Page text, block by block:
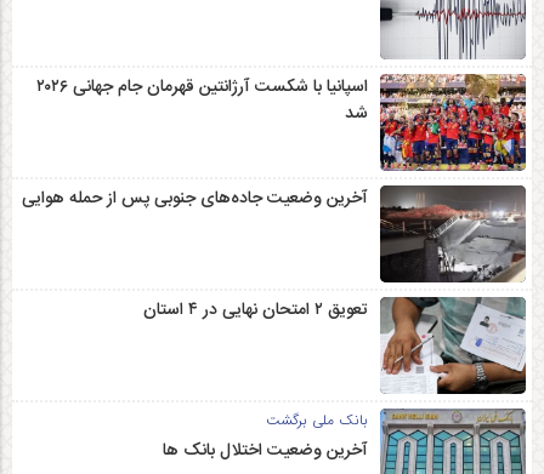
اسپانیا با شکست آرژانتین قهرمان جام جهانی ۲۰۲۶
شد
آخرین وضعیت جاده‌های جنوبی پس از حمله هوایی
تعویق ۲ امتحان نهایی در ۴ استان
بانک ملی برگشت
آخرین وضعیت اختلال بانک ها